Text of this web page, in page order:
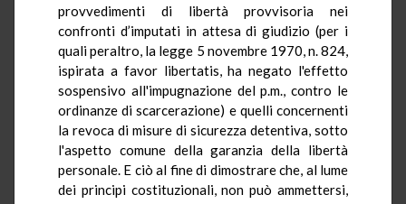
provvedimenti di libertà provvisoria nei
confronti d’imputati in attesa di giudizio (per i
quali peraltro, la legge 5 novembre 1970, n. 824,
ispirata a favor libertatis, ha negato l'effetto
sospensivo all'impugnazione del p.m., contro le
ordinanze di scarcerazione) e quelli concernenti
la revoca di misure di sicurezza detentiva, sotto
l'aspetto comune della garanzia della libertà
personale. E ciò al fine di dimostrare che, al lume
dei principi costituzionali, non può ammettersi,